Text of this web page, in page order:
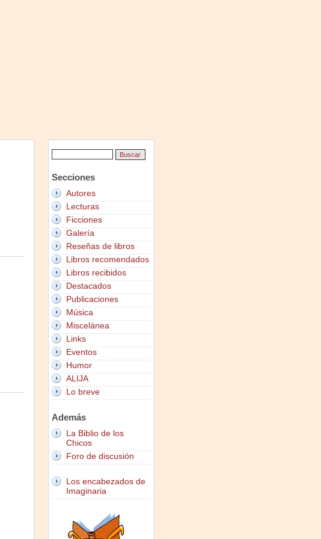
Secciones
Autores
Lecturas
Ficciones
Galería
Reseñas de libros
Libros recomendados
Libros recibidos
Destacados
Publicaciones
Música
Miscelánea
Links
Eventos
Humor
ALIJA
Lo breve
Además
La Biblio de los
Chicos
Foro de discusión
Los encabezados de
Imaginaria